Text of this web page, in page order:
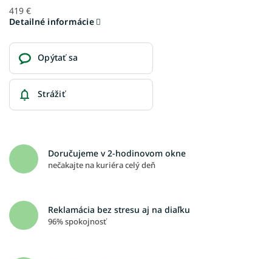
419 €
Detailné informácie
Opýtať sa
Strážiť
Doručujeme v 2-hodinovom okne
nečakajte na kuriéra celý deň
Reklamácia bez stresu aj na diaľku
96% spokojnosť